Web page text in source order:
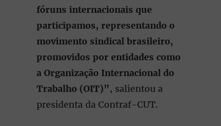
fóruns internacionais que
participamos, representando o
movimento sindical brasileiro,
promovidos por entidades como
a Organização Internacional do
Trabalho (OIT)”, salientou a
presidenta da Contraf-CUT.